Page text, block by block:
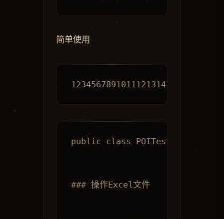
简单使用
public class POITest     /**
### 操作Excel文件